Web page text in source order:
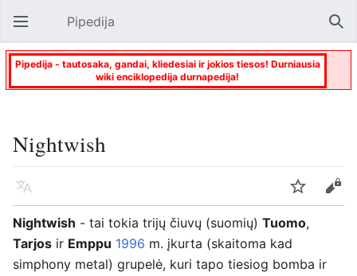
Atverti pagrindinį meniu Pipedija
Pipedija - tautosaka, gandai, kliedesiai ir jokios tiesos! Durniausia
wiki enciklopedija durnapedija!
Nightwish
Kalba Stebėti
Keisti
Nightwish - tai tokia trijų čiuvų (suomių) Tuomo,
Tarjos ir Emppu 1996 m. įkurta (skaitoma kad
simphony metal) grupelė, kuri tapo tiesiog bomba ir